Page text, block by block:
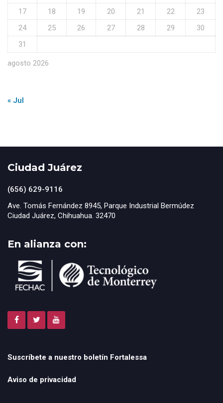
agosto 2026
17
18 19 20 21 22
23
24
25 26 27 28 29
30
31
« Jul
Ciudad Juárez
(656) 629-9116
Ave. Tomás Fernández 8945, Parque Industrial Bermúdez
Ciudad Juárez, Chihuahua. 32470
En alianza con:
Suscríbete a nuestro boletín Fortalessa
Aviso de privacidad